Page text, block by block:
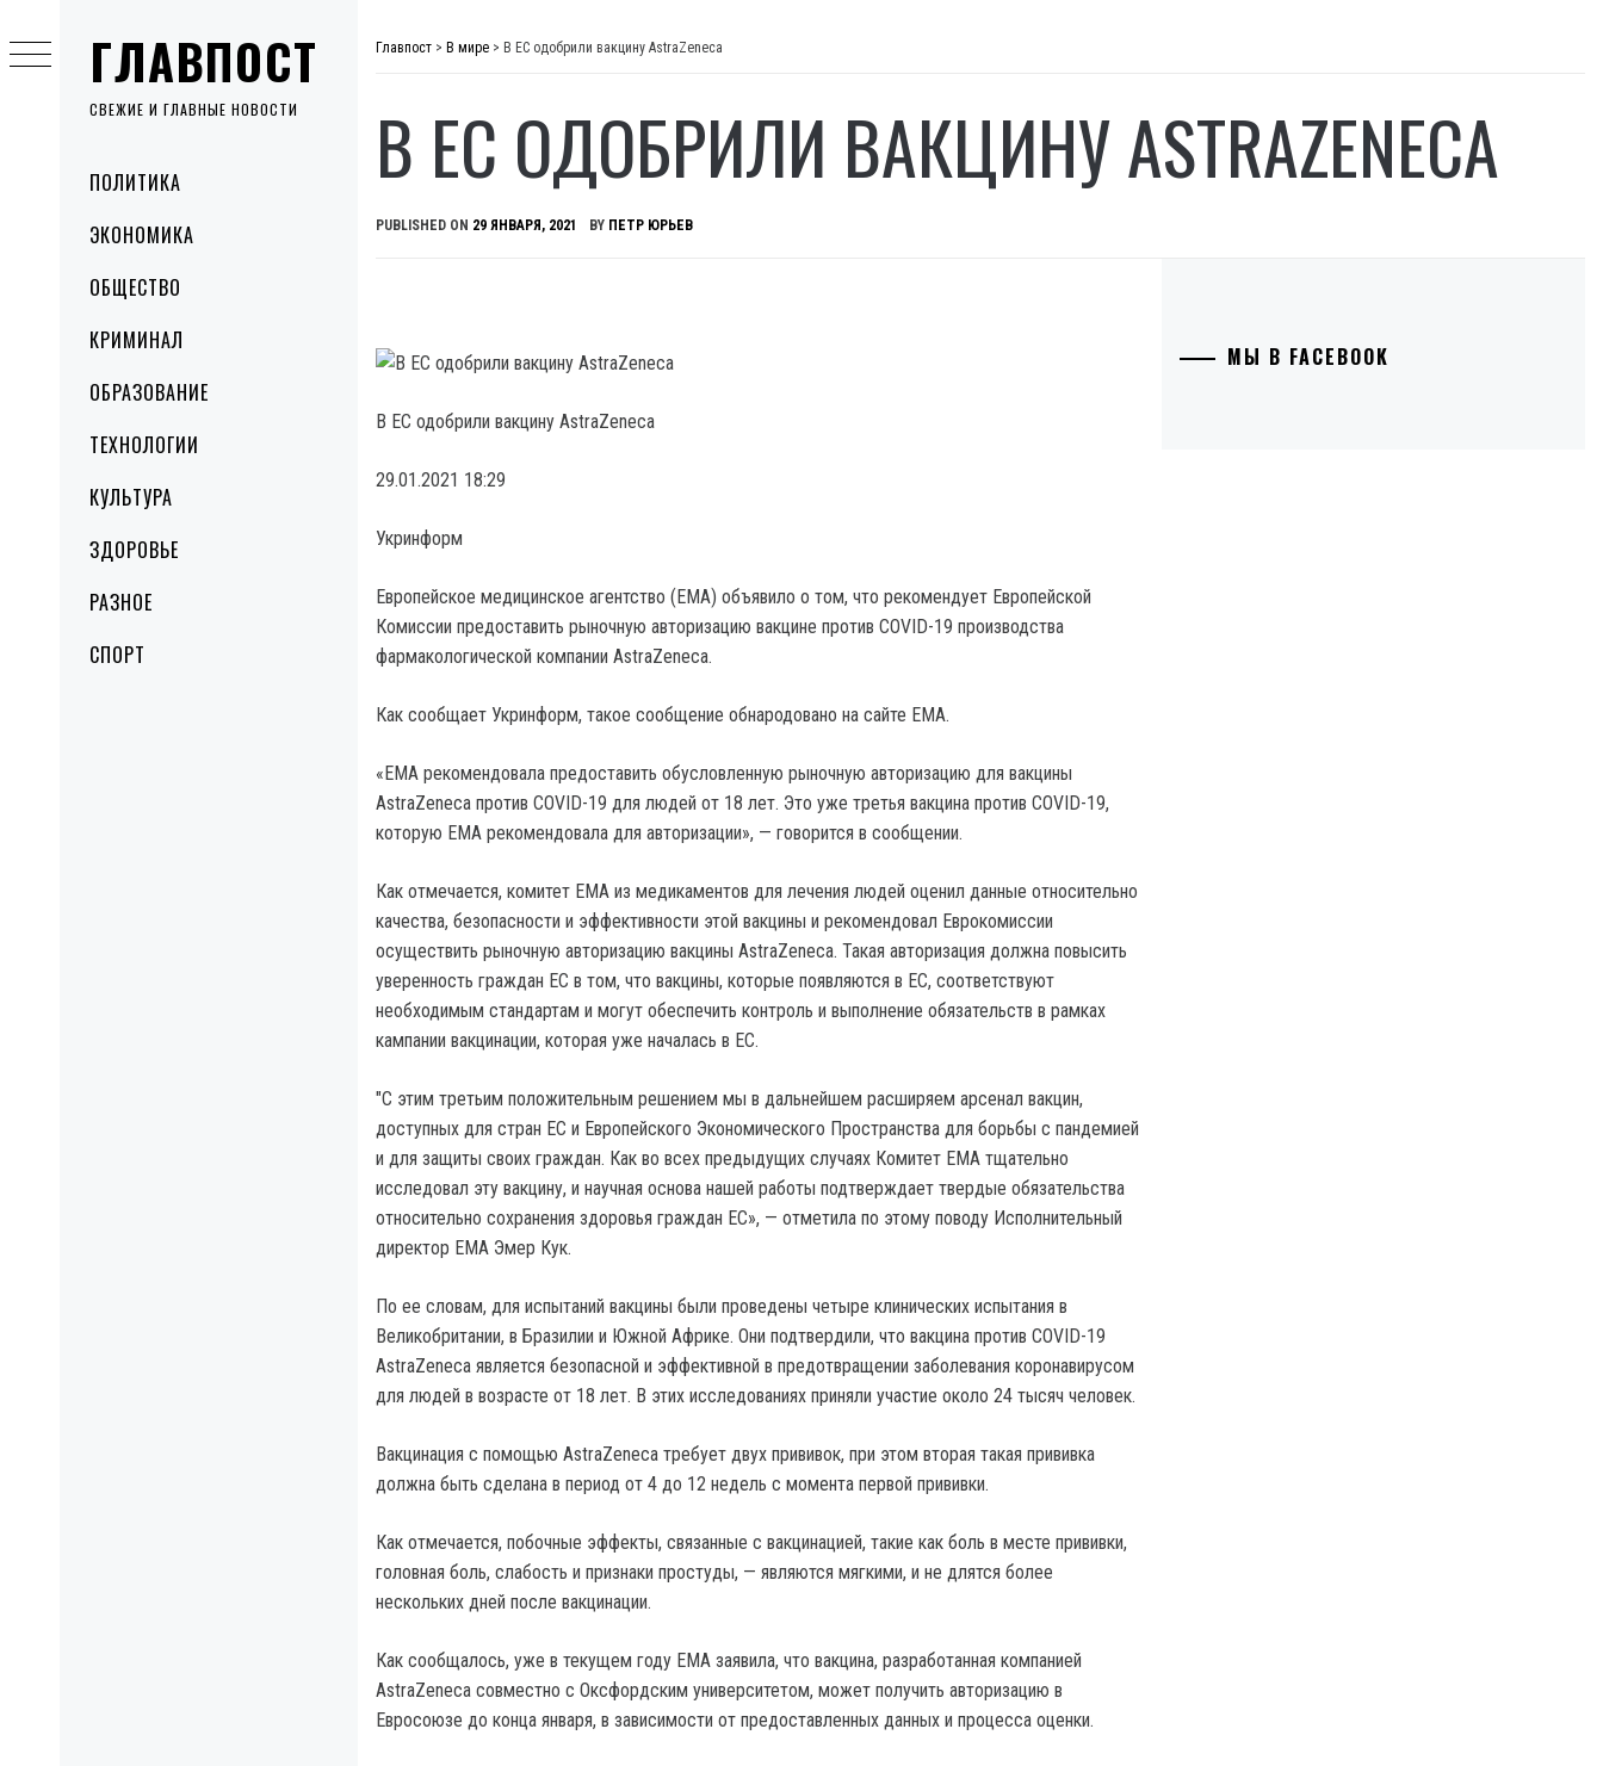
ГЛАВПОСТ
СВЕЖИЕ И ГЛАВНЫЕ НОВОСТИ
MenuПОЛИТИКА
ЭКОНОМИКА
ОБЩЕСТВО
КРИМИНАЛ
ОБРАЗОВАНИЕ
ТЕХНОЛОГИИ
КУЛЬТУРА
ЗДОРОВЬЕ
РАЗНОЕ
СПОРТ
to
content
Главпост > В мире > В ЕС одобрили вакцину AstraZeneca
В ЕС ОДОБРИЛИ ВАКЦИНУ ASTRAZENECA
PUBLISHED ON 29 ЯНВАРЯ, 2021 BY ПЕТР ЮРЬЕВ
В ЕС одобрили вакцину AstraZeneca
29.01.2021 18:29
Укринформ
Европейское медицинское агентство (ЕМА) объявило о том, что рекомендует Европейской
Комиссии предоставить рыночную авторизацию вакцине против COVID-19 производства
фармакологической компании AstraZeneca.
Как сообщает Укринформ, такое сообщение обнародовано на сайте ЕМА.
«ЕМА рекомендовала предоставить обусловленную рыночную авторизацию для вакцины
AstraZeneca против COVID-19 для людей от 18 лет. Это уже третья вакцина против COVID-19,
которую ЕМА рекомендовала для авторизации», — говорится в сообщении.
Как отмечается, комитет ЕМА из медикаментов для лечения людей оценил данные относительно
качества, безопасности и эффективности этой вакцины и рекомендовал Еврокомиссии
осуществить рыночную авторизацию вакцины AstraZeneca. Такая авторизация должна повысить
уверенность граждан ЕС в том, что вакцины, которые появляются в ЕС, соответствуют
необходимым стандартам и могут обеспечить контроль и выполнение обязательств в рамках
кампании вакцинации, которая уже началась в ЕС.
"С этим третьим положительным решением мы в дальнейшем расширяем арсенал вакцин,
доступных для стран ЕС и Европейского Экономического Пространства для борьбы с пандемией
и для защиты своих граждан. Как во всех предыдущих случаях Комитет ЕМА тщательно
исследовал эту вакцину, и научная основа нашей работы подтверждает твердые обязательства
относительно сохранения здоровья граждан ЕС», — отметила по этому поводу Исполнительный
директор ЕМА Эмер Кук.
По ее словам, для испытаний вакцины были проведены четыре клинических испытания в
Великобритании, в Бразилии и Южной Африке. Они подтвердили, что вакцина против COVID-19
AstraZeneca является безопасной и эффективной в предотвращении заболевания коронавирусом
для людей в возрасте от 18 лет. В этих исследованиях приняли участие около 24 тысяч человек.
Вакцинация с помощью AstraZeneca требует двух прививок, при этом вторая такая прививка
должна быть сделана в период от 4 до 12 недель с момента первой прививки.
Как отмечается, побочные эффекты, связанные с вакцинацией, такие как боль в месте прививки,
головная боль, слабость и признаки простуды, — являются мягкими, и не длятся более
нескольких дней после вакцинации.
Как сообщалось, уже в текущем году ЕМА заявила, что вакцина, разработанная компанией
AstraZeneca совместно с Оксфордским университетом, может получить авторизацию в
Евросоюзе до конца января, в зависимости от предоставленных данных и процесса оценки.
МЫ В FACEBOOK